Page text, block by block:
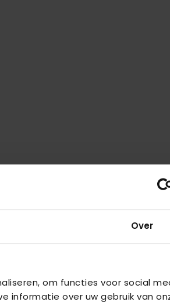
Over
om functies voor social
informatie over uw gebruik van